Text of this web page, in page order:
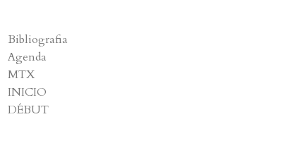
Bibliografia
Agenda
MTX
INICIO
DÉBUT